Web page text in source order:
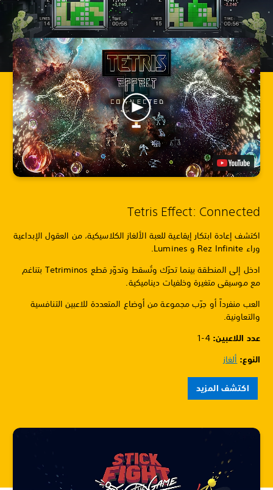
Tetris Effect: Connected
اكتشف إعادة ابتكار إيقاعية للعبة الألغاز الكلاسيكية، من العقول الإبداعية
وراء Rez Infinite و Lumines.
ادخل إلى المنطقة بينما تحرّك وتُسقط وتدوّر قطع Tetriminos بتناغم
مع موسيقى متغيرة وخلفيات ديناميكية.
العب منفرداً أو جرّب مجموعة من أوضاع المتعددة للاعبين التنافسية
والتعاونية.
عدد اللاعبين: ‏1-4
النوع: ألغاز
اكتشف المزيد